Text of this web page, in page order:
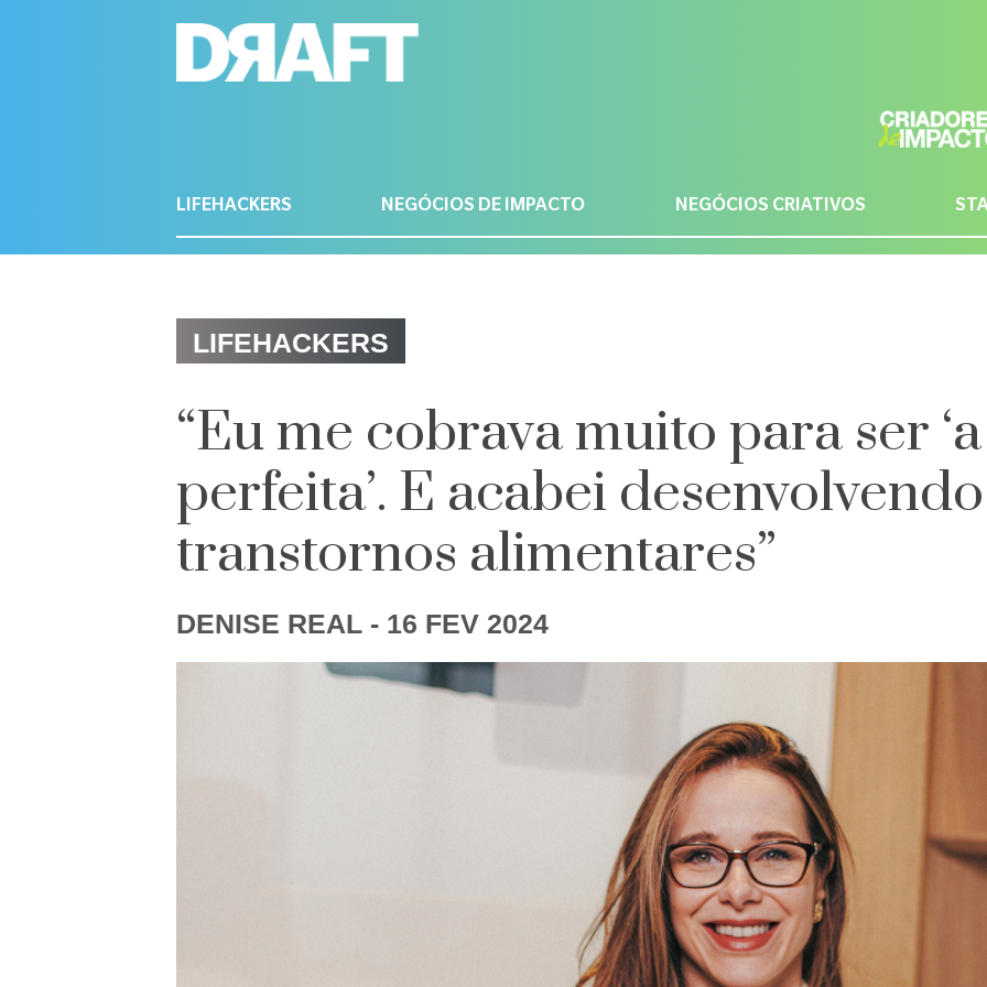
LIFEHACKERS NEGÓCIOS DE IMPACTO NEGÓCIOS CRIATIVOS
LIFEHACKERS
“Eu me cobrava muito para ser
perfeita’. E acabei
transtornos alimentares”
DENISE REAL - 16 FEV 2024